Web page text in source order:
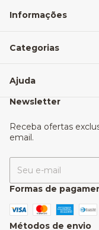
Informações
Categorias
Ajuda
Newsletter
Receba ofertas
email.
Formas de
Métodos de envio